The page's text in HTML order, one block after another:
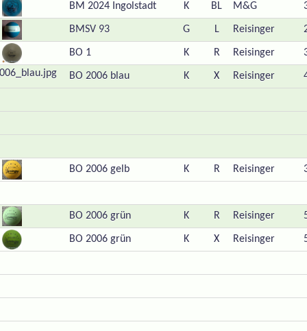
BM 2024 Ingolstadt K BL M&G
BMSV 93 G L Reisinger
BO 1 K R Reisinger
BO 2006 blau K X Reisinger
BO 2006 gelb K R Reisinger
BO 2006 grün K R Reisinger
BO 2006 grün K X Reisinger